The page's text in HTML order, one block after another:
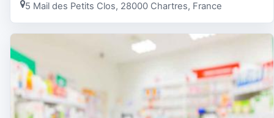
5 Mail des Petits Clos, 28000 Chartres, France